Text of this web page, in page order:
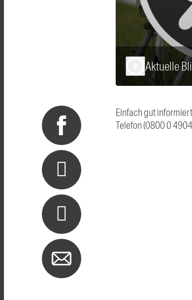
Aktuelle
Einfach gut
Telefon (0800 0